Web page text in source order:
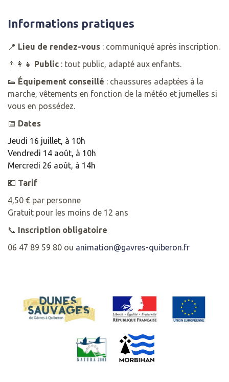
Informations pratiques
📍 Lieu de rendez-vous : communiqué après inscription.
👨‍👩‍👧 Public : tout public, adapté aux enfants.
👟 Équipement conseillé : chaussures adaptées à la
marche, vêtements en fonction de la météo et jumelles si
vous en possédez.
📅 Dates
Jeudi 16 juillet, à 10h
Vendredi 14 août, à 10h
Mercredi 26 août, à 14h
💶 Tarif
4,50 € par personne
Gratuit pour les moins de 12 ans
📞 Inscription obligatoire
06 47 89 59 80 ou animation@gavres-quiberon.fr